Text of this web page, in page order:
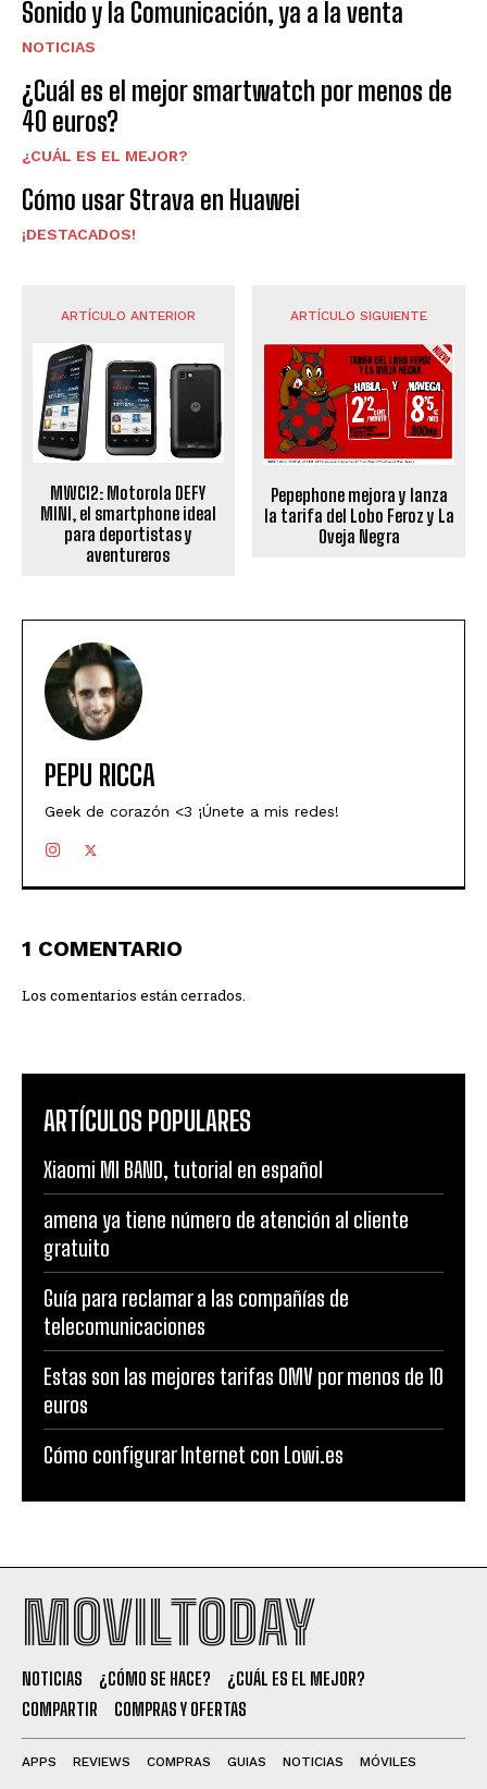
Sonido y la Comunicación, ya a la venta
NOTICIAS
¿Cuál es el mejor smartwatch por menos de
40 euros?
¿CUÁL ES EL MEJOR?
Cómo usar Strava en Huawei
¡DESTACADOS!
ARTÍCULO ANTERIOR
MWC12: Motorola DEFY
MINI, el smartphone ideal
para deportistas y
aventureros
ARTÍCULO SIGUIENTE
Pepephone mejora y lanza
la tarifa del Lobo Feroz y La
Oveja Negra
PEPU RICCA
Geek de corazón <3 ¡Únete a mis redes!
1 COMENTARIO
Los comentarios están cerrados.
ARTÍCULOS POPULARES
Xiaomi MI BAND, tutorial en español
amena ya tiene número de atención al cliente
gratuito
Guía para reclamar a las compañías de
telecomunicaciones
Estas son las mejores tarifas OMV por menos de 10
euros
Cómo configurar Internet con Lowi.es
MOVILTODAY
NOTICIAS ¿CÓMO SE HACE?
¿CUÁL ES EL MEJOR?
COMPARTIR
COMPRAS Y OFERTAS
APPS REVIEWS COMPRAS GUIAS NOTICIAS MÓVILES